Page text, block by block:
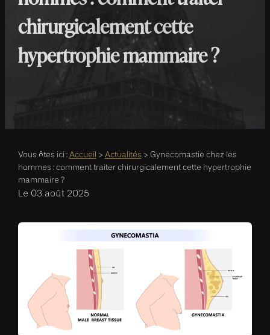
chirurgicalement cette
hypertrophie mammaire ?
Vous êtes ici : Accueil > Actualités > Gynecomastie chez les
hommes : comment traiter chirurgicalement cette hypertrophie
mammaire ?
Le 03 août 2025